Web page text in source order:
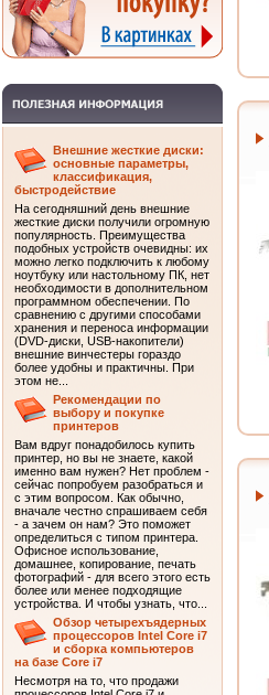
Внешние жесткие диски:
основные параметры,
классификация,
быстродействие
На сегодняшний день внешние
жесткие диски получили огромную
популярность. Преимущества
подобных устройств очевидны: их
можно легко подключить к любому
ноутбуку или настольному ПК, нет
необходимости в дополнительном
программном обеспечении. По
сравнению с другими способами
хранения и переноса информации
(DVD-диски, USB-накопители)
внешние винчестеры гораздо
более удобны и практичны. При
этом не...
Рекомендации по
выбору и покупке
принтеров
Вам вдруг понадобилось купить
принтер, но вы не знаете, какой
именно вам нужен? Нет проблем -
сейчас попробуем разобраться и
с этим вопросом. Как обычно,
вначале честно спрашиваем себя
- а зачем он нам? Это поможет
определиться с типом принтера.
Офисное использование,
домашнее, копирование, печать
фотографий - для всего этого есть
более или менее подходящие
устройства. И чтобы узнать, что...
Обзор четырехъядерных
процессоров Intel Core i7
и сборка компьютеров
на базе Core i7
Несмотря на то, что продажи